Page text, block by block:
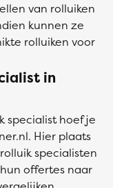
van rolluiken
kunnen ze
rolluiken voor
in
specialist hoef je
Hier plaats
specialisten
offertes naar